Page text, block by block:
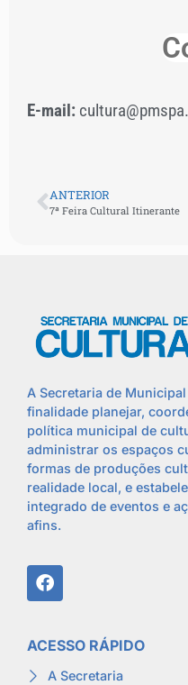
E-mail:
ANTERIOR
7ª Feira Cultural Itinerante
A Secretaria de
finalidade planejar,
política municipal de
administrar os espaços
formas de produções
realidade local, e
integrado de eventos e
afins.
ACESSO RÁPIDO
A Secretaria